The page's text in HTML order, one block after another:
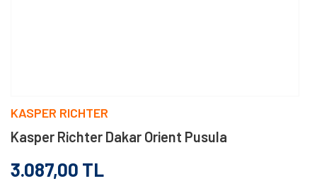
KASPER RICHTER
Kasper Richter Dakar Orient Pusula
3.087,00 TL